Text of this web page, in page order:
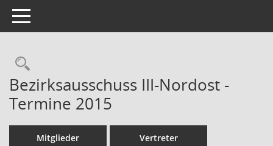
Toggle navigation
Rechercheauswahl
Bezirksausschuss III-Nordost -
Termine 2015
Mitglieder Vertreter